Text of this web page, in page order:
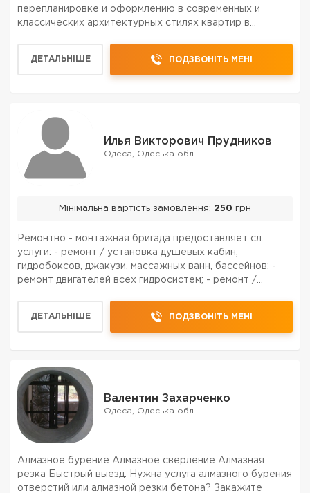
перепланировке и оформлению в современных и
классических архитектурных стилях квартир в
Перенос и устройств...
ДЕТАЛЬНІШЕ ПОДЗВОНІТЬ МЕНІ
Илья Викторович Прудников
Одеса, Одеська обл.
Мінімальна вартість замовлення: 250 грн
Ремонтно - монтажная бригада предоставляет сл.
услуги: - ремонт / установка душевых кабин,
гидробоксов, джакузи, массажных ванн, бассейнов; -
ремонт двигателей всех гидросистем; - ремонт /
рестав...
ДЕТАЛЬНІШЕ ПОДЗВОНІТЬ МЕНІ
Валентин Захарченко
Одеса, Одеська обл.
Алмазное бурение Алмазное сверление Алмазная
резка Быстрый выезд. Нужна услуга алмазного бурения
отверстий или алмазной резки бетона? Закажите